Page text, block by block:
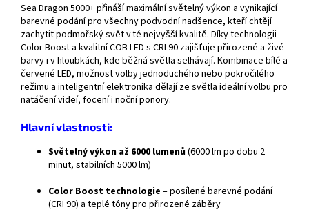
Sea Dragon 5000+ přináší maximální světelný výkon a vynikající
barevné podání pro všechny podvodní nadšence, kteří chtějí
zachytit podmořský svět v té nejvyšší kvalitě. Díky technologii
Color Boost a kvalitní COB LED s CRI 90 zajišťuje přirozené a živé
barvy i v hloubkách, kde běžná světla selhávají. Kombinace bílé a
červené LED, možnost volby jednoduchého nebo pokročilého
režimu a inteligentní elektronika dělají ze světla ideální volbu pro
natáčení videí, focení i noční ponory.
Hlavní vlastnosti:
Světelný výkon až 6000 lumenů(6000 lm po dobu 2
minut, stabilních 5000 lm)
Color Boost technologie – posílené barevné podání
(CRI 90) a teplé tóny pro přirozené záběry